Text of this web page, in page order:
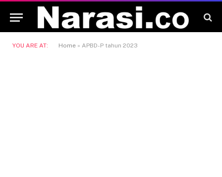
YOU ARE AT: Home » APBD-P tahun 2023